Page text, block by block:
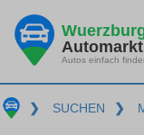
Automarkt
Autos einfach
❯ SUCHEN ❯